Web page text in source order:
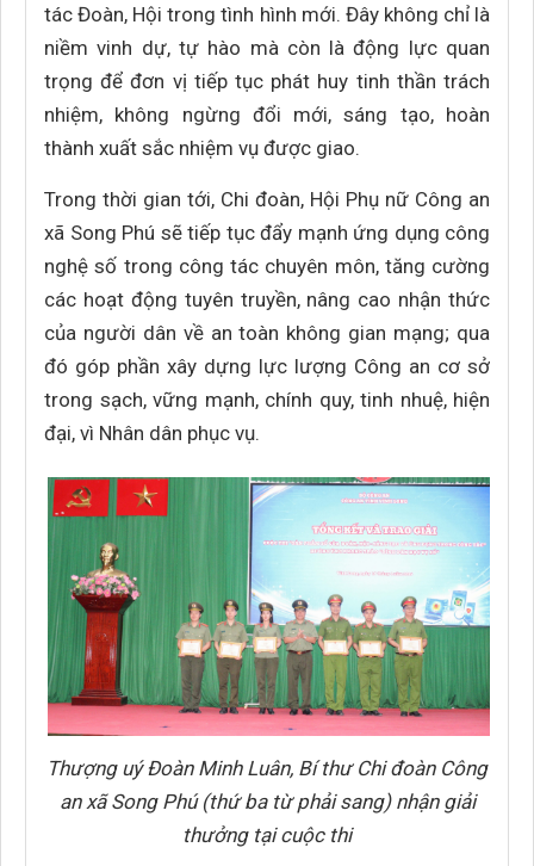
tác Đoàn, Hội trong tình hình mới. Đây không chỉ là
niềm vinh dự, tự hào mà còn là động lực quan
trọng để đơn vị tiếp tục phát huy tinh thần trách
nhiệm, không ngừng đổi mới, sáng tạo, hoàn
thành xuất sắc nhiệm vụ được giao.
Trong thời gian tới, Chi đoàn, Hội Phụ nữ Công an
xã Song Phú sẽ tiếp tục đẩy mạnh ứng dụng công
nghệ số trong công tác chuyên môn, tăng cường
các hoạt động tuyên truyền, nâng cao nhận thức
của người dân về an toàn không gian mạng; qua
đó góp phần xây dựng lực lượng Công an cơ sở
trong sạch, vững mạnh, chính quy, tinh nhuệ, hiện
đại, vì Nhân dân phục vụ.
Thượng uý Đoàn Minh Luân, Bí thư Chi đoàn Công
an xã Song Phú (thứ ba từ phải sang) nhận giải
thưởng tại cuộc thi